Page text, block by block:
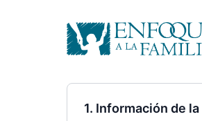
1. Información de